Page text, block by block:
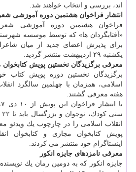
اند، بررسی و انتخاب خواهند شد.
انتشار فراخوان هشتمین دوره آموزشی
فراخوان هشتمین دوره آموزشی شعر
«آفتابگردان ها» كه توسط موسسه
برای پذیرش اعضای جدید از میان
یكشنبه ۲۹ اردیبهشت منتشر گردید.
معرفی برگزیدگان نخستین پویش كتابخوان
برگزیدگان نخستین دوره پویش كتاب
اسلامی، همزمان با چهلمین سالگرد
هفته معرفی گشتند.
انقلاب اسلامی را در چارچوب یك ویدئو
پویش كتابخوان مجازی و كتابخوان
اینستاگرام خود منتشر می كردند.
معرفی نامزدهای جایزه انكور
جایزه انكور كه به دومین رمان یك